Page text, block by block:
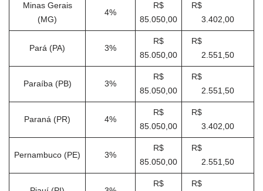
Minas Gerais
(MG)
4%
R$
85.050,00
R$
3.402,00
Pará (PA) 3%
R$
85.050,00
R$
2.551,50
Paraíba (PB) 3%
R$
85.050,00
R$
2.551,50
Paraná (PR) 4%
R$
85.050,00
R$
3.402,00
Pernambuco (PE) 3%
R$
85.050,00
R$
2.551,50
R$
R$